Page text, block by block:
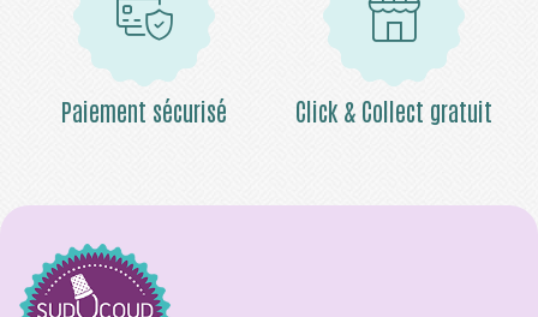
Paiement sécurisé Click & Collect gratuit